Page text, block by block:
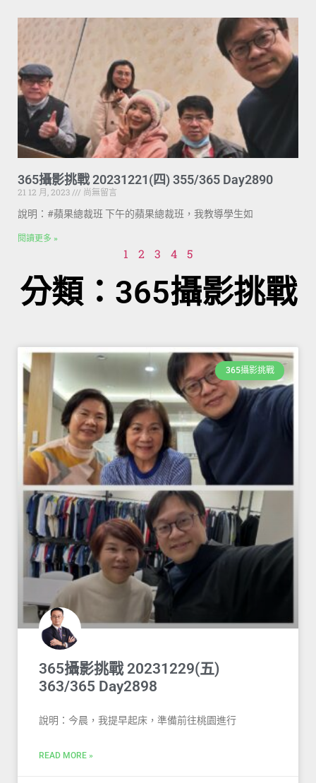
365攝影挑戰 20231221(四) 355/365 Day2890
21 12 月, 2023
尚無留言
說明：#蘋果總裁班 下午的蘋果總裁班，我教導學生如
閱讀更多 »
1 2 3 4 5
分類：365攝影挑戰
365攝影挑戰
365攝影挑戰 20231229(五)
363/365 Day2898
說明：今晨，我提早起床，準備前往桃園進行
READ MORE »